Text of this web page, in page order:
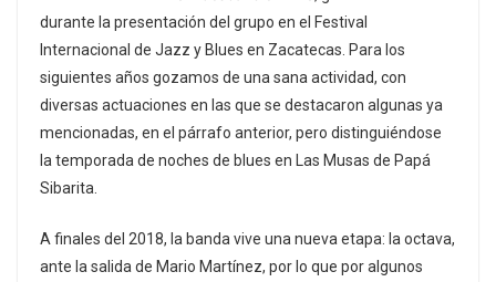
durante la presentación del grupo en el Festival
Internacional de Jazz y Blues en Zacatecas. Para los
siguientes años gozamos de una sana actividad, con
diversas actuaciones en las que se destacaron algunas ya
mencionadas, en el párrafo anterior, pero distinguiéndose
la temporada de noches de blues en Las Musas de Papá
Sibarita.
A finales del 2018, la banda vive una nueva etapa: la octava,
ante la salida de Mario Martínez, por lo que por algunos